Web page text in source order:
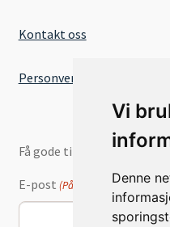
Vi
Denne
Kontakt oss
Personvernserklæring
Få gode tilbud og nyheter
E-post (Påkrevd)